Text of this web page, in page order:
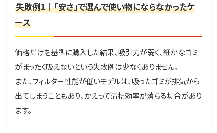
失敗例1｜「安さ」で選んで使い物にならなかったケ
ース
価格だけを基準に購入した結果、吸引力が弱く、細かなゴミ
がまったく吸えないという失敗例は少なくありません。
また、フィルター性能が低いモデルは、吸ったゴミが排気から
出てしまうこともあり、かえって清掃効率が落ちる場合があり
ます。